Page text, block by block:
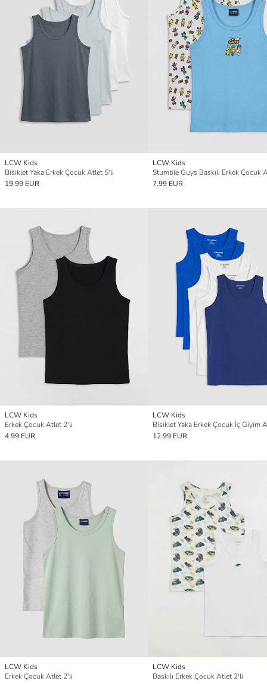
LCW Kids
Bisiklet Yaka Erkek Çocuk Atlet 5'li
19.99 EUR
LCW Kids
Stumble Guys Baskılı Erkek Çocuk
7.99 EUR
LCW Kids
Erkek Çocuk Atlet 2'li
4.99 EUR
LCW Kids
Bisiklet Yaka Erkek Çocuk İç Giyim
12.99 EUR
LCW Kids
Erkek Çocuk Atlet 2'li
LCW Kids
Baskılı Erkek Çocuk Atlet 2'li